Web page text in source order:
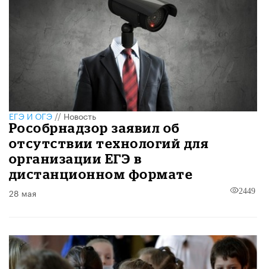
ЕГЭ И ОГЭ//Новость
Рособрнадзор заявил об
отсутствии технологий для
организации ЕГЭ в
дистанционном формате
28 мая 2449